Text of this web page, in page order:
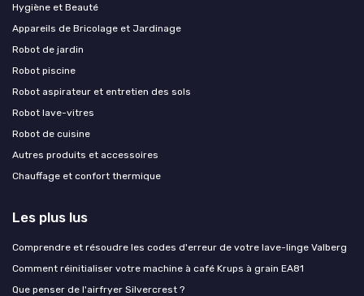
Hygiène et Beauté
Appareils de Bricolage et Jardinage
Robot de jardin
Robot piscine
Robot aspirateur et entretien des sols
Robot lave-vitres
Robot de cuisine
Autres produits et accessoires
Chauffage et confort thermique
Les plus lus
Comprendre et résoudre les codes d'erreur de votre lave-linge Valberg
Comment réinitialiser votre machine à café Krups à grain EA81
Que penser de l'airfryer Silvercrest ?